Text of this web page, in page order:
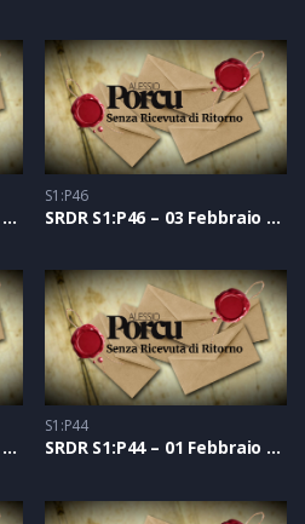
SRDR S1:P47 – 04 Febbraio 2021
S1:P46
SRDR S1:P46 – 03 Febbraio 2021
SRDR S1:P45 – 02 Febbraio 2021
S1:P44
SRDR S1:P44 – 01 Febbraio 2021